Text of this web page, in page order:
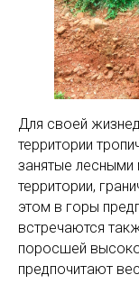
Для своей
территории
занятые
территории,
этом в горы
встречаются
поросшей
предпочитают